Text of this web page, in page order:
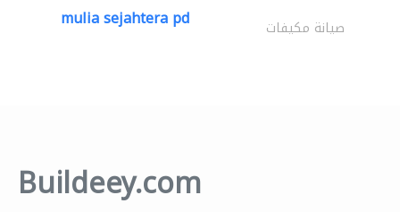
mulia sejahtera pd صيانة مكيفات
Buildeey.com